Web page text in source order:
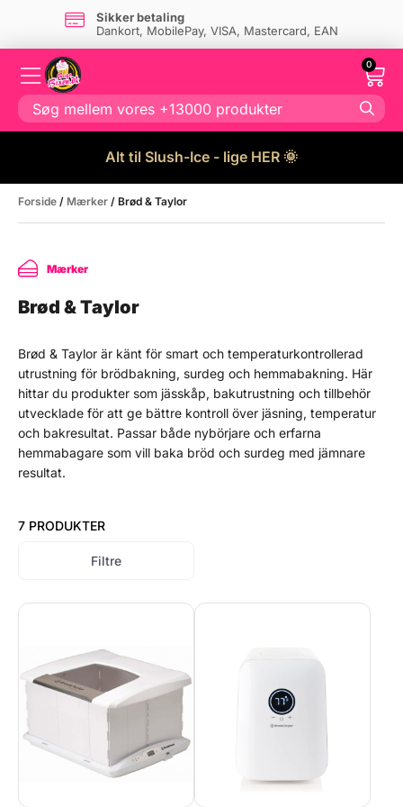
Sikker betaling
Dankort, MobilePay, VISA, Mastercard, EAN
0
Alt til Slush-Ice - lige HER 🌞
Forside / Mærker / Brød & Taylor
Mærker
Brød & Taylor
Brød & Taylor är känt för smart och temperaturkontrollerad
utrustning för brödbakning, surdeg och hemmabakning. Här
hittar du produkter som jässkåp, bakutrustning och tillbehör
utvecklade för att ge bättre kontroll över jäsning, temperatur
och bakresultat. Passar både nybörjare och erfarna
hemmabagare som vill baka bröd och surdeg med jämnare
resultat.
7 PRODUKTER
Filtre